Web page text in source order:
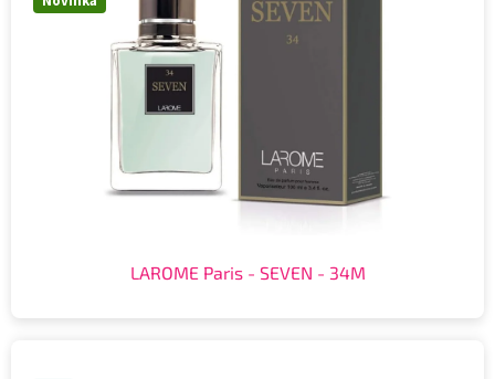
LAROME Paris - SEVEN - 34M